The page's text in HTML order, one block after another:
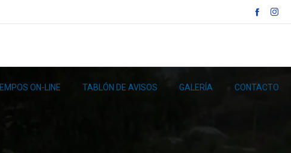
ON-LINE TABLÓN DE AVISOS GALERÍA CONTACTO